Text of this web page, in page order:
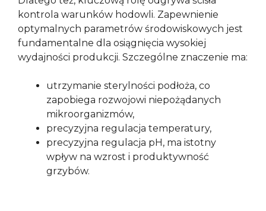
kontrola warunków hodowli. Zapewnienie
optymalnych parametrów środowiskowych jest
fundamentalne dla osiągnięcia wysokiej
wydajności produkcji. Szczególne znaczenie ma:
utrzymanie sterylności podłoża, co
zapobiega rozwojowi niepożądanych
mikroorganizmów,
precyzyjna regulacja temperatury,
precyzyjna regulacja pH, ma istotny
wpływ na wzrost i produktywność
grzybów.